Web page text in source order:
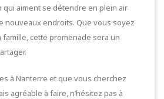
qui aiment se détendre en plein air
nouveaux endroits. Que vous soyez
cette promenade sera un
à Nanterre et que vous cherchez
agréable à faire, n’hésitez pas à